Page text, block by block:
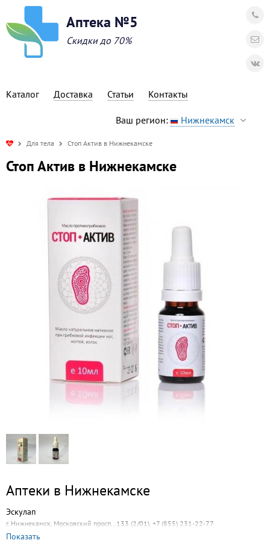
Аптека №5
Скидки до 70%
Каталог Доставка Статьи Контакты
Ваш регион: Нижнекамск
Для тела Стоп Актив в Нижнекамске
Стоп Актив в Нижнекамске
Аптеки в Нижнекамске
Эскулап
г. Нижнекамск, Московский просп., 133 (2/01), +7 (855) 231-22-77
Показать